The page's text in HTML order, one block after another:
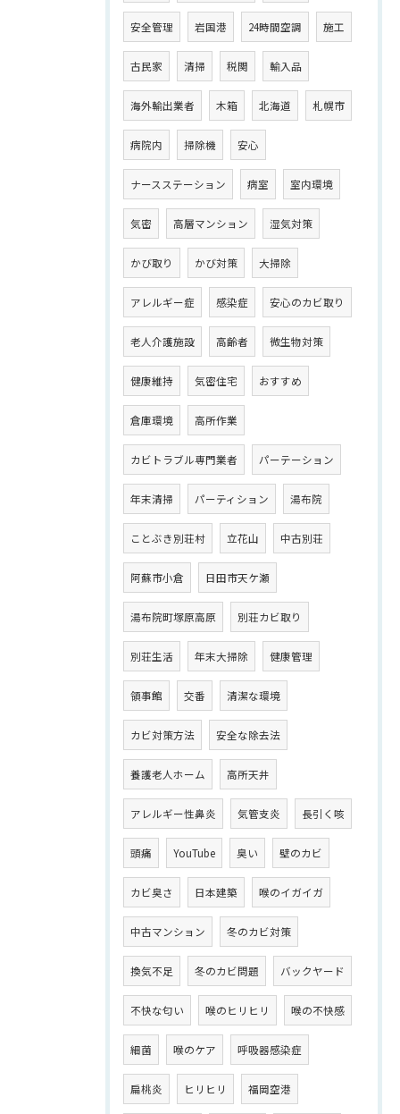
安全管理 岩国港 24時間空調 施工
古民家 清掃 税関 輸入品
海外輸出業者 木箱 北海道 札幌市
病院内 掃除機 安心
ナースステーション 病室 室内環境
気密 高層マンション 湿気対策
かび取り かび対策 大掃除
アレルギー症 感染症 安心のカビ取り
老人介護施設 高齢者 微生物対策
健康維持 気密住宅 おすすめ
倉庫環境 高所作業
カビトラブル専門業者 パーテーション
年末清掃 パーティション 湯布院
ことぶき別荘村 立花山 中古別荘
阿蘇市小倉 日田市天ケ瀬
湯布院町塚原高原 別荘カビ取り
別荘生活 年末大掃除 健康管理
領事館 交番 清潔な環境
カビ対策方法 安全な除去法
養護老人ホーム 高所天井
アレルギー性鼻炎 気管支炎 長引く咳
頭痛 YouTube 臭い 壁のカビ
カビ臭さ 日本建築 喉のイガイガ
中古マンション 冬のカビ対策
換気不足 冬のカビ問題 バックヤード
不快な匂い 喉のヒリヒリ 喉の不快感
細菌 喉のケア 呼吸器感染症
扁桃炎 ヒリヒリ 福岡空港